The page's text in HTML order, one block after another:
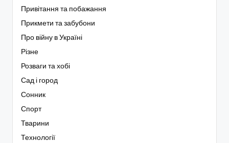
Привітання та побажання
Прикмети та забубони
Про війну в Україні
Різне
Розваги та хобі
Сад і город
Сонник
Спорт
Тварини
Технології